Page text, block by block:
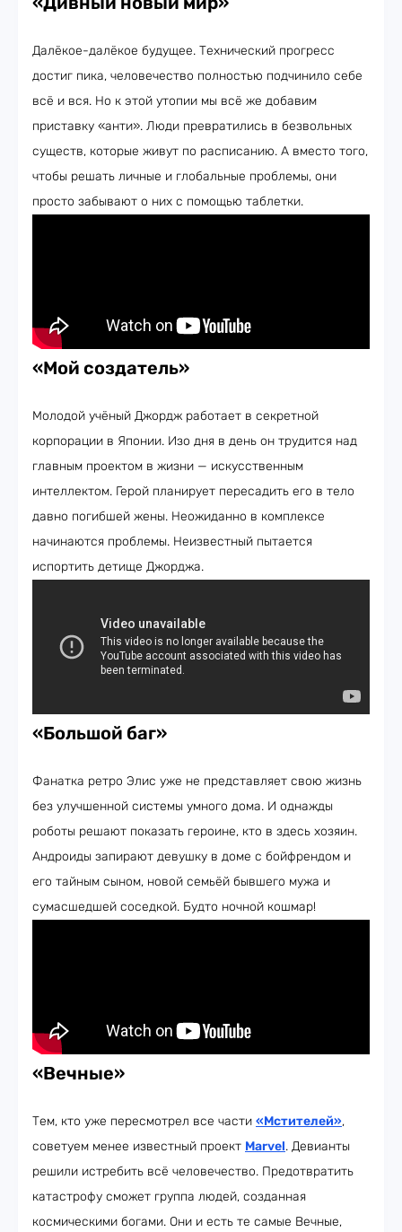
Далёкое-далёкое будущее. Технический прогресс
достиг пика, человечество полностью подчинило себе
всё и вся. Но к этой утопии мы всё же добавим
приставку «анти». Люди превратились в безвольных
существ, которые живут по расписанию. А вместо того,
чтобы решать личные и глобальные проблемы, они
просто забывают о них с помощью таблетки.
«Мой создатель»
Молодой учёный Джордж работает в секретной
корпорации в Японии. Изо дня в день он трудится над
главным проектом в жизни — искусственным
интеллектом. Герой планирует пересадить его в тело
давно погибшей жены. Неожиданно в комплексе
начинаются проблемы. Неизвестный пытается
испортить детище Джорджа.
«Большой баг»
Фанатка ретро Элис уже не представляет свою жизнь
без улучшенной системы умного дома. И однажды
роботы решают показать героине, кто в здесь хозяин.
Андроиды запирают девушку в доме с бойфрендом и
его тайным сыном, новой семьёй бывшего мужа и
сумасшедшей соседкой. Будто ночной кошмар!
«Вечные»
Тем, кто уже пересмотрел все части «Мстителей»,
советуем менее известный проект Marvel. Девианты
решили истребить всё человечество. Предотвратить
катастрофу сможет группа людей, созданная
космическими богами. Они и есть те самые Вечные,